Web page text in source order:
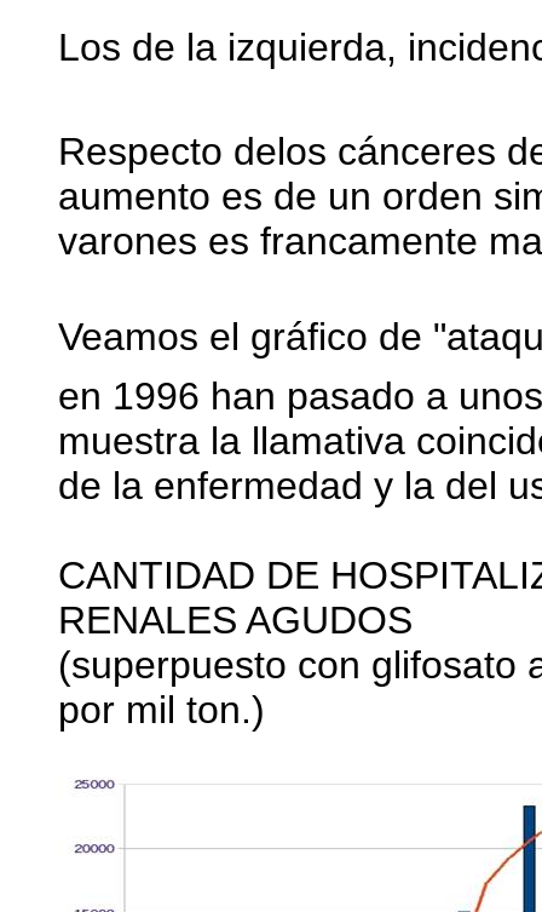
Los de la izquierda,
Respecto delos cánceres
aumento es de un orden
varones es francamente
Veamos el gráfico de
en 1996 han pasado a
muestra la llamativa
de la enfermedad y la del
CANTIDAD DE
RENALES AGUDOS
(superpuesto con glifosato
por mil ton.)